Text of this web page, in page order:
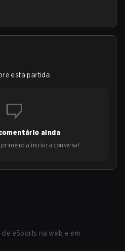
esta partida
ainda
a iniciar a conversa!
de eSports na web e em